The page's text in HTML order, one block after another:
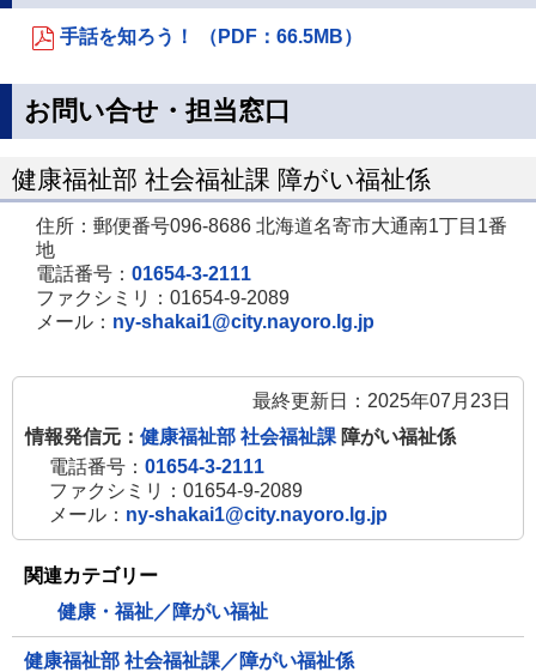
手話を知ろう！ （PDF：66.5MB）
お問い合せ・担当窓口
健康福祉部 社会福祉課 障がい福祉係
住所：郵便番号096-8686 北海道名寄市大通南1丁目1番
地
電話番号： 01654-3-2111
ファクシミリ：01654-9-2089
メール： ny-shakai1@city.nayoro.lg.jp
最終更新日：2025年07月23日
情報発信元： 健康福祉部 社会福祉課 障がい福祉係
電話番号： 01654-3-2111
ファクシミリ：01654-9-2089
メール： ny-shakai1@city.nayoro.lg.jp
関連カテゴリー
健康・福祉／障がい福祉
健康福祉部 社会福祉課／障がい福祉係